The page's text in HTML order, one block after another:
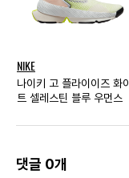
NIKE
나이키 고 플라이이즈 화이
트 셀레스틴 블루 우먼스
댓글 0개